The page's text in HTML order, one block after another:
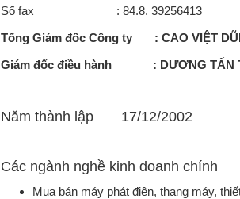
Số fax : 84.8. 39256413
Tổng Giám đốc Công ty : CAO VIỆT
Giám đốc điều hành : DƯƠNG TẤN
Năm thành lập 17/12/2002
Các ngành nghề kinh doanh chính
Mua bán máy phát điện, thang máy,